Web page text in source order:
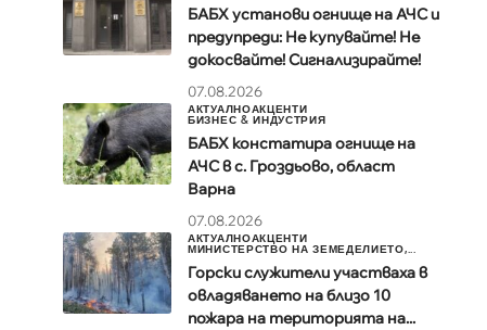
БАБХ установи огнище на АЧС и
предупреди: Не купувайте! Не
докосвайте! Сигнализирайте!
07.08.2026
АКТУАЛНОАКЦЕНТИ
БИЗНЕС & ИНДУСТРИЯ
БАБХ констатира огнище на
АЧС в с. Гроздьово, област
Варна
07.08.2026
АКТУАЛНОАКЦЕНТИ
МИНИСТЕРСТВО НА ЗЕМЕДЕЛИЕТО,...
Горски служители участваха в
овладяването на близо 10
пожара на територията на...